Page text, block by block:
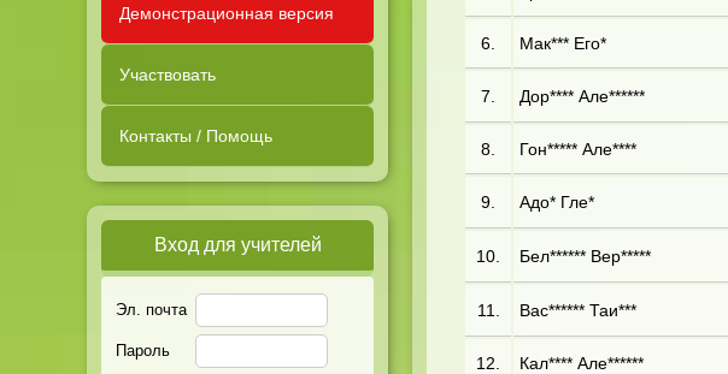
Демонстрационная версия
Участвовать
Контакты / Помощь
Вход для учителей
Эл. почта
Пароль
6. Мак*** Его*
7. Дор**** Але******
8. Гон***** Але****
9. Адо* Гле*
10. Бел****** Вер*****
11. Вас****** Таи***
12. Кал**** Але******